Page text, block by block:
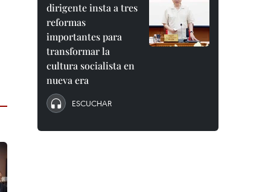
dirigente insta a tres
reformas
importantes para
transformar la
cultura socialista en
nueva era
ESCUCHAR